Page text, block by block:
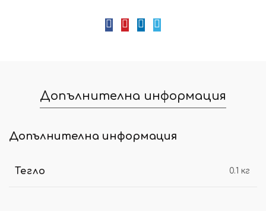
Допълнителна информация
Допълнителна информация
Тегло 0.1 кг